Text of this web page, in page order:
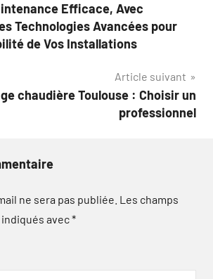
Efficace, Avec
Technologies Avancées pour
de Vos Installations
Article suivant
chaudière Toulouse : Choisir un
professionnel
ne sera pas publiée. Les champs
avec*